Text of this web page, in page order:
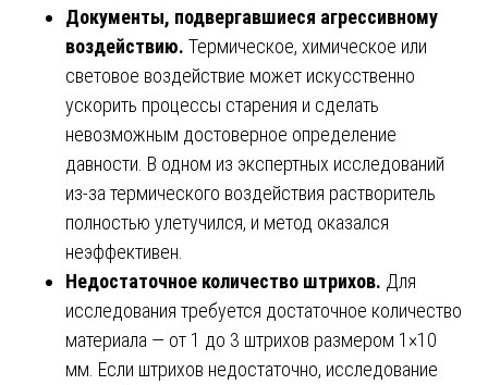
Документы, подвергавшиеся агрессивному
воздействию. Термическое, химическое или
световое воздействие может искусственно
ускорить процессы старения и сделать
невозможным достоверное определение
давности. В одном из экспертных исследований
из-за термического воздействия растворитель
полностью улетучился, и метод оказался
неэффективен.
Недостаточное количество штрихов. Для
исследования требуется достаточное количество
материала — от 1 до 3 штрихов размером 1×10
мм. Если штрихов недостаточно, исследование